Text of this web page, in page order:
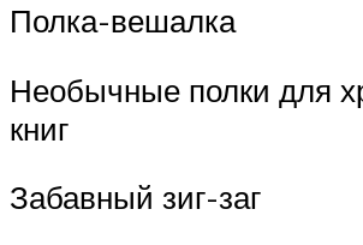
Полка-вешалка
Необычные полки для
книг
Забавный зиг-заг